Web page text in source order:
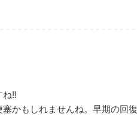
ね‼️
かもしれませんね。早期の回